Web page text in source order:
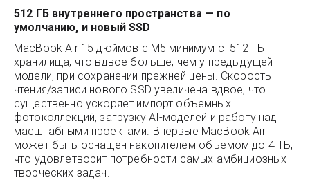
512 ГБ внутреннего пространства — по
умолчанию, и новый SSD
MacBook Air 15 дюймов с M5 минимум с 512 ГБ
хранилища, что вдвое больше, чем у предыдущей
модели, при сохранении прежней цены. Скорость
чтения/записи нового SSD увеличена вдвое, что
существенно ускоряет импорт объемных
фотоколлекций, загрузку AI-моделей и работу над
масштабными проектами. Впервые MacBook Air
может быть оснащен накопителем объемом до 4 ТБ,
что удовлетворит потребности самых амбициозных
творческих задач.